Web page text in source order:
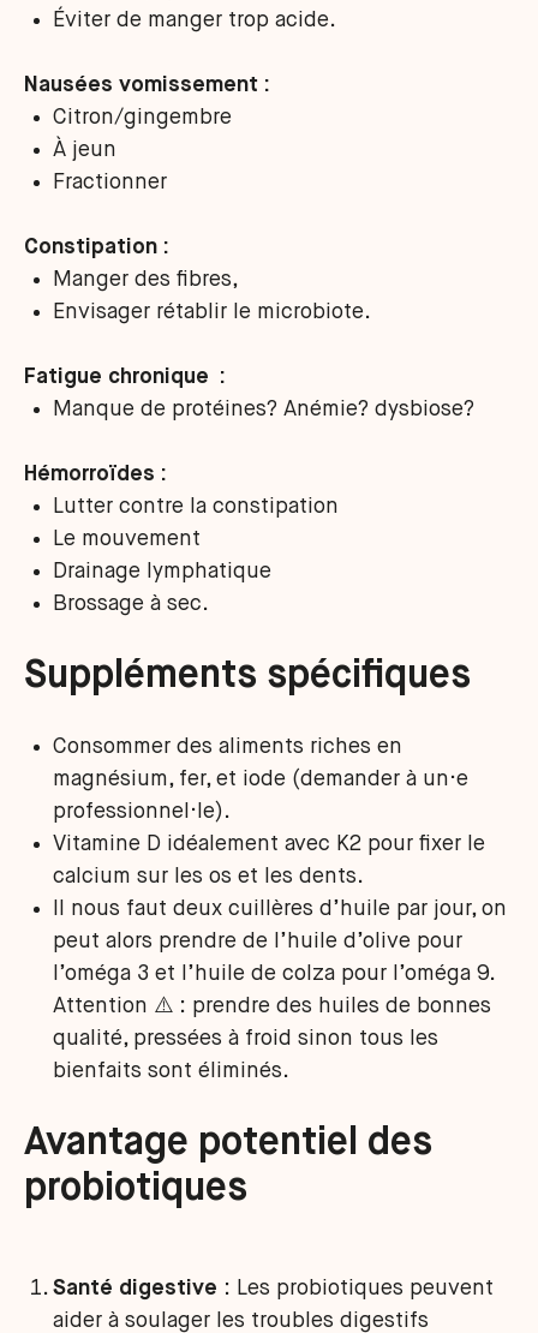
Éviter de manger trop acide.
Nausées vomissement :
Citron/gingembre
À jeun
Fractionner
Constipation :
Manger des fibres,
Envisager rétablir le microbiote.
Fatigue chronique :
Manque de protéines? Anémie? dysbiose?
Hémorroïdes :
Lutter contre la constipation
Le mouvement
Drainage lymphatique
Brossage à sec.
Suppléments spécifiques
Consommer des aliments riches en
magnésium, fer, et iode (demander à un·e
professionnel·le).
Vitamine D idéalement avec K2 pour fixer le
calcium sur les os et les dents.
Il nous faut deux cuillères d’huile par jour, on
peut alors prendre de l’huile d’olive pour
l’oméga 3 et l’huile de colza pour l’oméga 9.
Attention ⚠️ : prendre des huiles de bonnes
qualité, pressées à froid sinon tous les
bienfaits sont éliminés.
Avantage potentiel des
probiotiques
Santé digestive : Les probiotiques peuvent
aider à soulager les troubles digestifs